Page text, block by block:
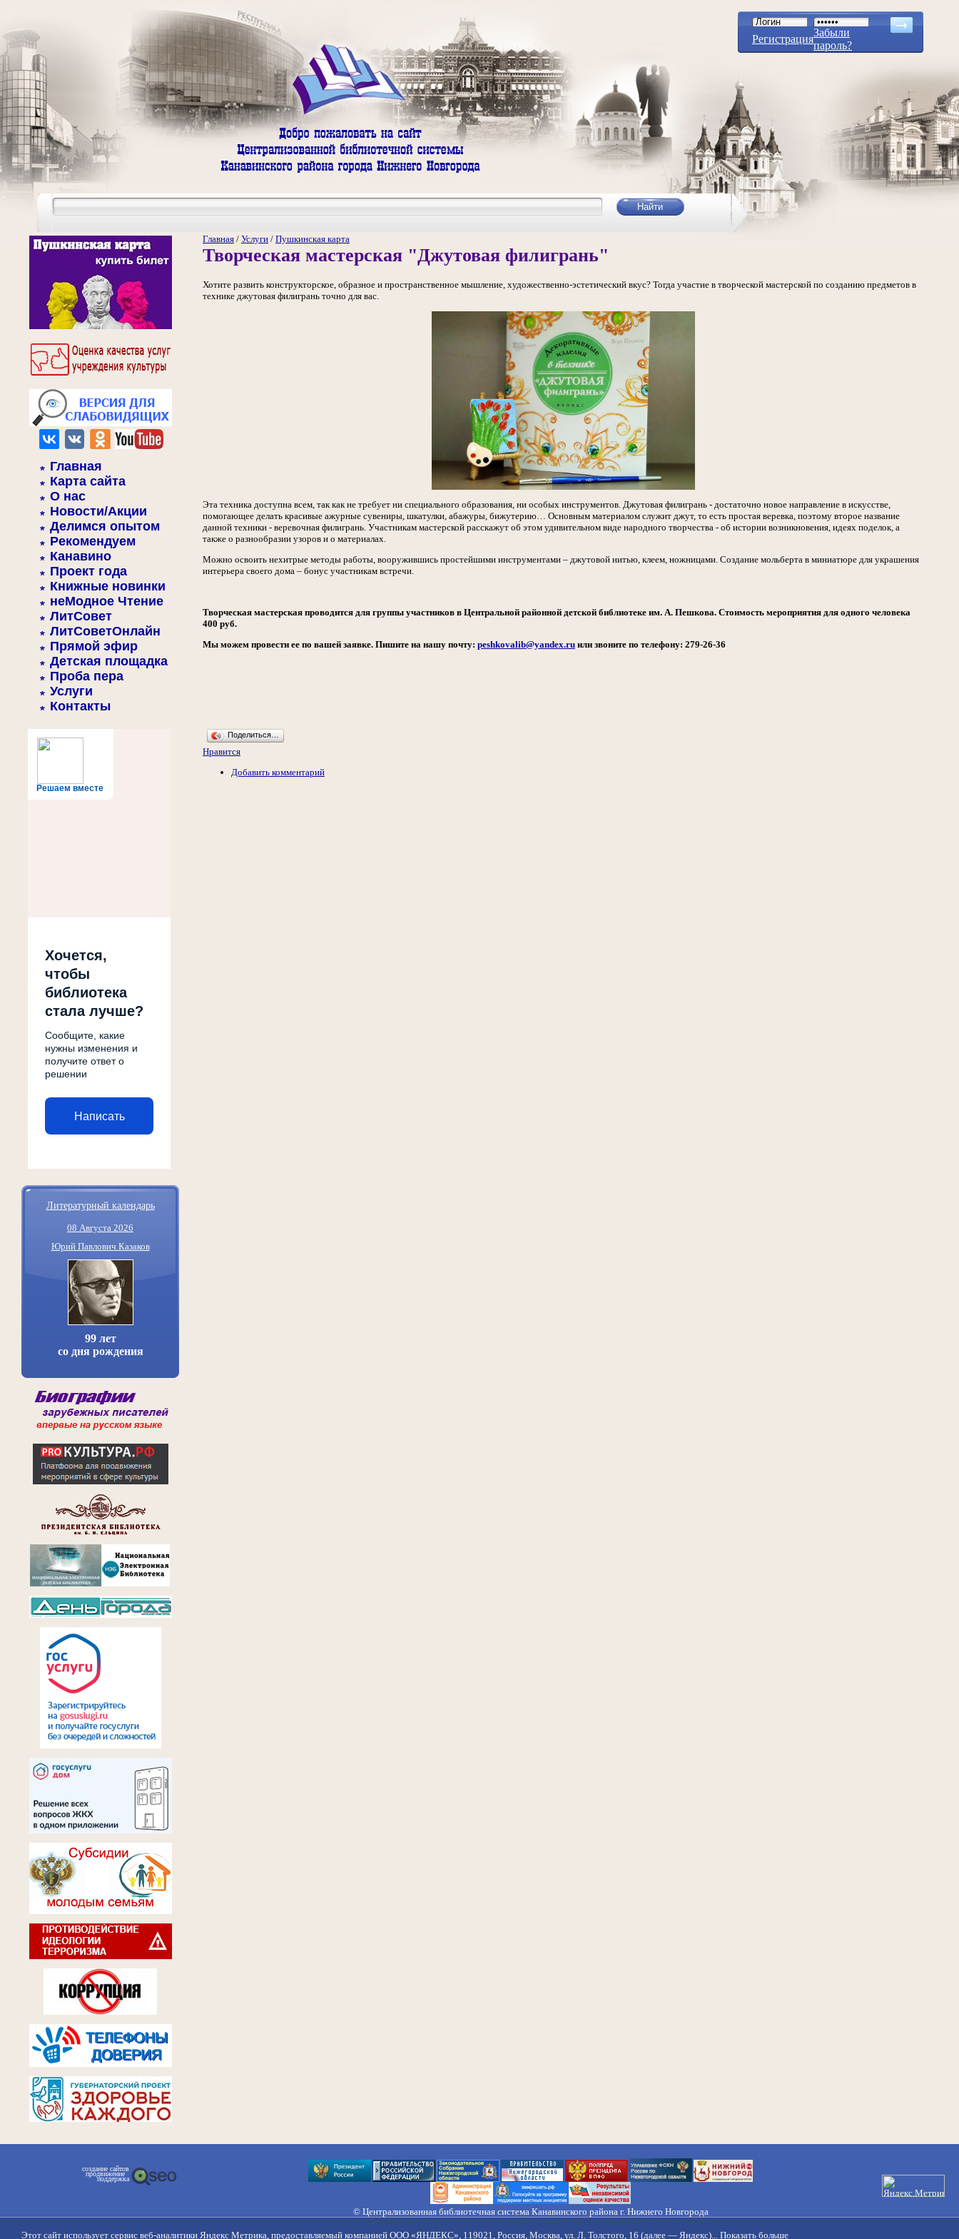
Регистрация
Забыли
пароль?
Главная
Карта сайта
О нас
Новости/Акции
Делимся опытом
Рекомендуем
Канавино
Проект года
Книжные новинки
неМодное Чтение
ЛитСовет
ЛитСоветОнлайн
Прямой эфир
Детская площадка
Проба пера
Услуги
Контакты
Решаем вместе
Хочется,
чтобы
библиотека
стала лучше?
Сообщите, какие
нужны изменения и
получите ответ о
решении
Написать
Литературный календарь
08 Августа 2026
Юрий Павлович Казаков
99 лет
со дня рождения
Главная / Услуги / Пушкинская карта
Творческая мастерская "Джутовая филигрань"
Хотите развить конструкторское, образное и пространственное мышление, художественно-эстетический вкус? Тогда участие в творческой мастерской по созданию предметов в
технике джутовая филигрань точно для вас.
Эта техника доступна всем, так как не требует ни специального образования, ни особых инструментов. Джутовая филигрань - достаточно новое направление в искусстве,
помогающее делать красивые ажурные сувениры, шкатулки, абажуры, бижутерию… Основным материалом служит джут, то есть простая веревка, поэтому второе название
данной техники - веревочная филигрань. Участникам мастерской расскажут об этом удивительном виде народного творчества - об истории возникновения, идеях поделок, а
также о разнообразии узоров и о материалах.
Можно освоить нехитрые методы работы, вооружившись простейшими инструментами – джутовой нитью, клеем, ножницами. Создание мольберта в миниатюре для украшения
интерьера своего дома – бонус участникам встречи.
Творческая мастерская проводится для группы участников в Центральной районной детской библиотеке им. А. Пешкова. Стоимость мероприятия для одного человека
400 руб.
Мы можем провести ее по вашей заявке. Пишите на нашу почту: peshkovalib@yandex.ru или звоните по телефону: 279-26-36
Поделиться…
Нравится
Добавить комментарий
создание сайтов
продвижение
поддержка
© Централизованная библиотечная система Канавинского района г. Нижнего Новгорода
Правила обработки персональных данных
Этот сайт использует сервис веб-аналитики Яндекс Метрика, предоставляемый компанией ООО «ЯНДЕКС», 119021, Россия, Москва, ул. Л. Толстого, 16 (далее — Яндекс)... Показать больше